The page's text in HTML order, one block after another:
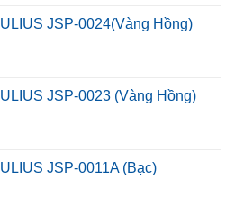
JSP-0024(Vàng Hồng)
JSP-0023 (Vàng Hồng)
JSP-0011A (Bạc)